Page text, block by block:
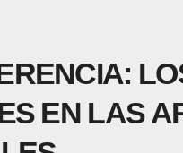
EN LAS